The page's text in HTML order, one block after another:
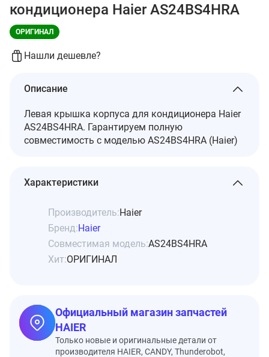
кондиционера Haier AS24BS4HRA
ОРИГИНАЛ
Нашли дешевле?
Описание
Левая крышка корпуса для кондиционера Haier
AS24BS4HRA. Гарантируем полную
совместимость с моделью AS24BS4HRA (Haier)
Характеристики
Производитель:Haier
Бренд:Haier
Совместимая модель:AS24BS4HRA
Хит:ОРИГИНАЛ
Официальный магазин запчастей
HAIER
Только новые и оригинальные детали от
производителя HAIER, CANDY, Thunderobot,